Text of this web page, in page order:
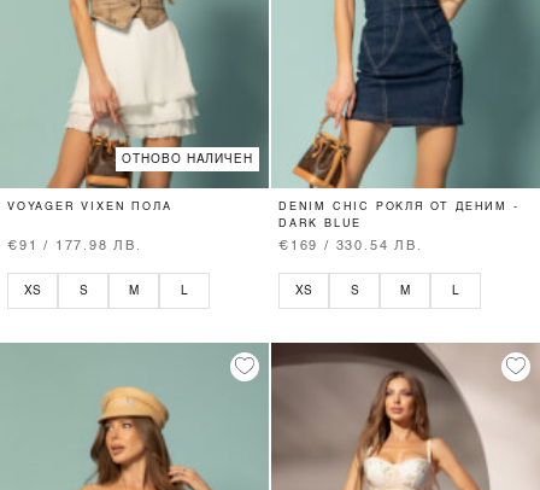
ОТНОВО НАЛИЧЕН
VOYAGER VIXEN ПОЛА
€91 / 177.98 ЛВ.
XS S M
DENIM CHIC РОКЛЯ ОТ ДЕНИМ -
DARK BLUE
€169 / 330.54 ЛВ.
XS S M